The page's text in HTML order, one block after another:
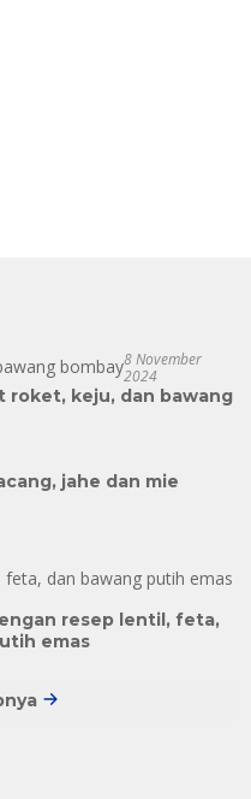
8 November
2024
roket, keju, dan bawang
jahe dan mie
resep lentil, feta,
emas